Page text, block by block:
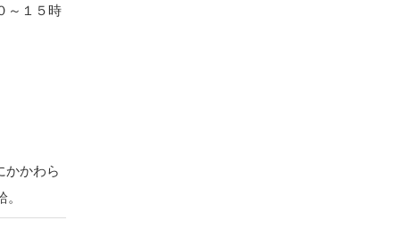
～１５時
かかわら